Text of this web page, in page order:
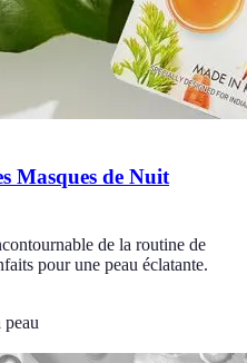
Masques de Nuit
de la routine de
pour une peau éclatante.
peau